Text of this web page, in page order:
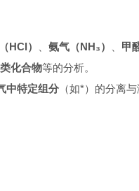
HCl） 氨气（NH₃） 甲
化合物等的分析。
中特定组分 （如*）的分离与